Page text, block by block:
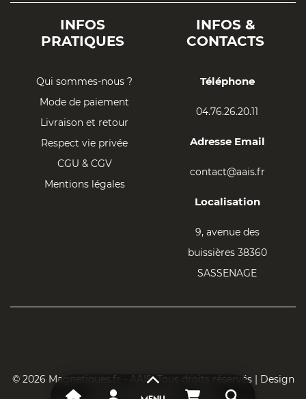
INFOS
PRATIQUES
Qui sommes-nous ?
Mode de paiement
Livraison et retour
Respect vie privée
CGU & CGV
Mentions légales
INFOS &
CONTACTS
Téléphone
04.76.26.20.11
Adresse Email
contact@aais.fr
Localisation
9, avenue des
buissières 38360
SASSENAGE
© 2026 Magnetiques.fr - AAIS. Tous droits réservés | Design
par Magnetiques.fr - AAIS